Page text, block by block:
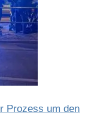
Prozess um den